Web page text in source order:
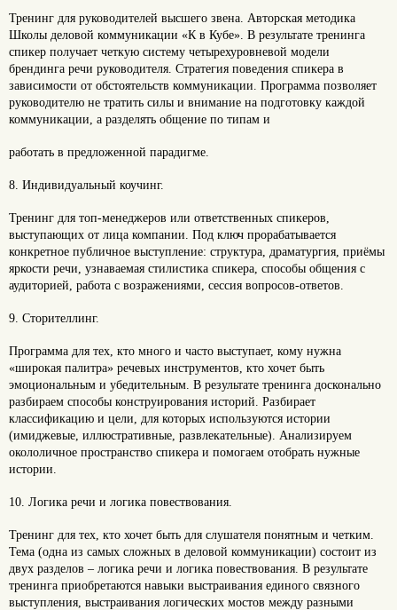
Тренинг для руководителей высшего звена. Авторская методика
Школы деловой коммуникации «К в Кубе». В результате тренинга
спикер получает четкую систему четырехуровневой модели
брендинга речи руководителя. Стратегия поведения спикера в
зависимости от обстоятельств коммуникации. Программа позволяет
руководителю не тратить силы и внимание на подготовку каждой
коммуникации, а разделять общение по типам и
работать в предложенной парадигме.
8. Индивидуальный коучинг.
Тренинг для топ-менеджеров или ответственных спикеров,
выступающих от лица компании. Под ключ прорабатывается
конкретное публичное выступление: структура, драматургия, приёмы
яркости речи, узнаваемая стилистика спикера, способы общения с
аудиторией, работа с возражениями, сессия вопросов-ответов.
9. Сторителлинг.
Программа для тех, кто много и часто выступает, кому нужна
«широкая палитра» речевых инструментов, кто хочет быть
эмоциональным и убедительным. В результате тренинга досконально
разбираем способы конструирования историй. Разбирает
классификацию и цели, для которых используются истории
(имиджевые, иллюстративные, развлекательные). Анализируем
окололичное пространство спикера и помогаем отобрать нужные
истории.
10. Логика речи и логика повествования.
Тренинг для тех, кто хочет быть для слушателя понятным и четким.
Тема (одна из самых сложных в деловой коммуникации) состоит из
двух разделов – логика речи и логика повествования. В результате
тренинга приобретаются навыки выстраивания единого связного
выступления, выстраивания логических мостов между разными